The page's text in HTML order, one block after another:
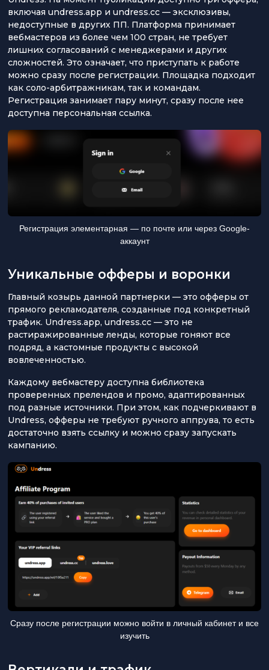
включая undress.app и undress.cc — эксклюзивы,
недоступные в других ПП. Платформа принимает
вебмастеров из более чем 100 стран, не требует
лишних согласований с менеджерами и других
сложностей. Это означает, что приступать к работе
можно сразу после регистрации. Площадка подходит
как соло-арбитражникам, так и командам.
Регистрация занимает пару минут, сразу после нее
доступна персональная ссылка.
Регистрация элементарная — по почте или через Google-
аккаунт
Уникальные офферы и воронки
Главный козырь данной партнерки — это офферы от
прямого рекламодателя, созданные под конкретный
трафик. Undress.app, undress.cc — это не
растиражированные ленды, которые гоняют все
подряд, а кастомные продукты с высокой
вовлеченностью.
Каждому вебмастеру доступна библиотека
проверенных прелендов и промо, адаптированных
под разные источники. При этом, как подчеркивают в
Undress, офферы не требуют ручного аппрува, то есть
достаточно взять ссылку и можно сразу запускать
кампанию.
Сразу после регистрации можно войти в личный кабинет и все
изучить